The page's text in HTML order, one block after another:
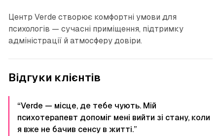
Центр Verde створює комфортні умови для
психологів — сучасні приміщення, підтримку
адміністрації й атмосферу довіри.
Відгуки клієнтів
“Verde — місце, де тебе чують. Мій
психотерапевт допоміг мені вийти зі стану, коли
я вже не бачив сенсу в житті.”